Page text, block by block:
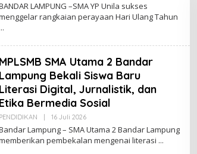
E
H
D
K
I
LAMPUNG –SMA YP Unila sukses
rangkaian perayaan Hari Ulang Tahun
MPLSMB SMA Utama 2 Bandar
Lampung Bekali Siswa Baru
Literasi Digital, Jurnalistik, dan
Etika Bermedia Sosial
PENDIDIKAN 16 Juli 2026O
L
E
H
Lampung – SMA Utama 2 Bandar Lampung
pembekalan mengenai literasi